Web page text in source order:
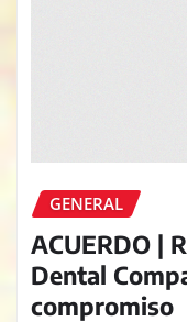
GENERAL
ACUERDO |
Dental
compromiso